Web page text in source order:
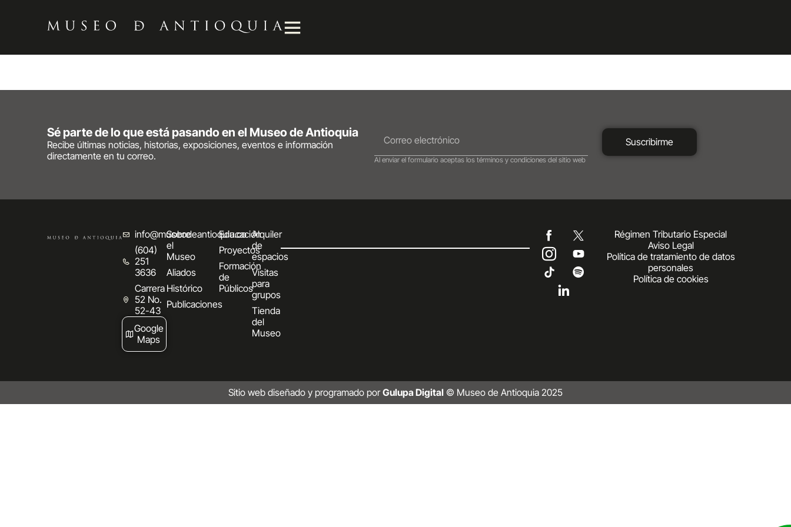
Sé parte de lo que está pasando en el Museo de Antioquia
Recibe últimas noticias, historias, exposiciones, eventos e información
directamente en tu correo.
Suscribirme
Al enviar el formulario aceptas los términos y condiciones del sitio web
info@museodeantioquia.co
(604)
251
3636
Carrera
52 No.
52-43
Google
Maps
Sobre
el
Museo
Aliados
Histórico
Publicaciones
Educación
Proyectos
Formación
de
Públicos
Alquiler
de
espacios
Visitas
para
grupos
Tienda
del
Museo
Régimen Tributario Especial
Aviso Legal
Política de tratamiento de datos
personales
Política de cookies
Sitio web diseñado y programado porGulupa Digital © Museo de Antioquia 2025